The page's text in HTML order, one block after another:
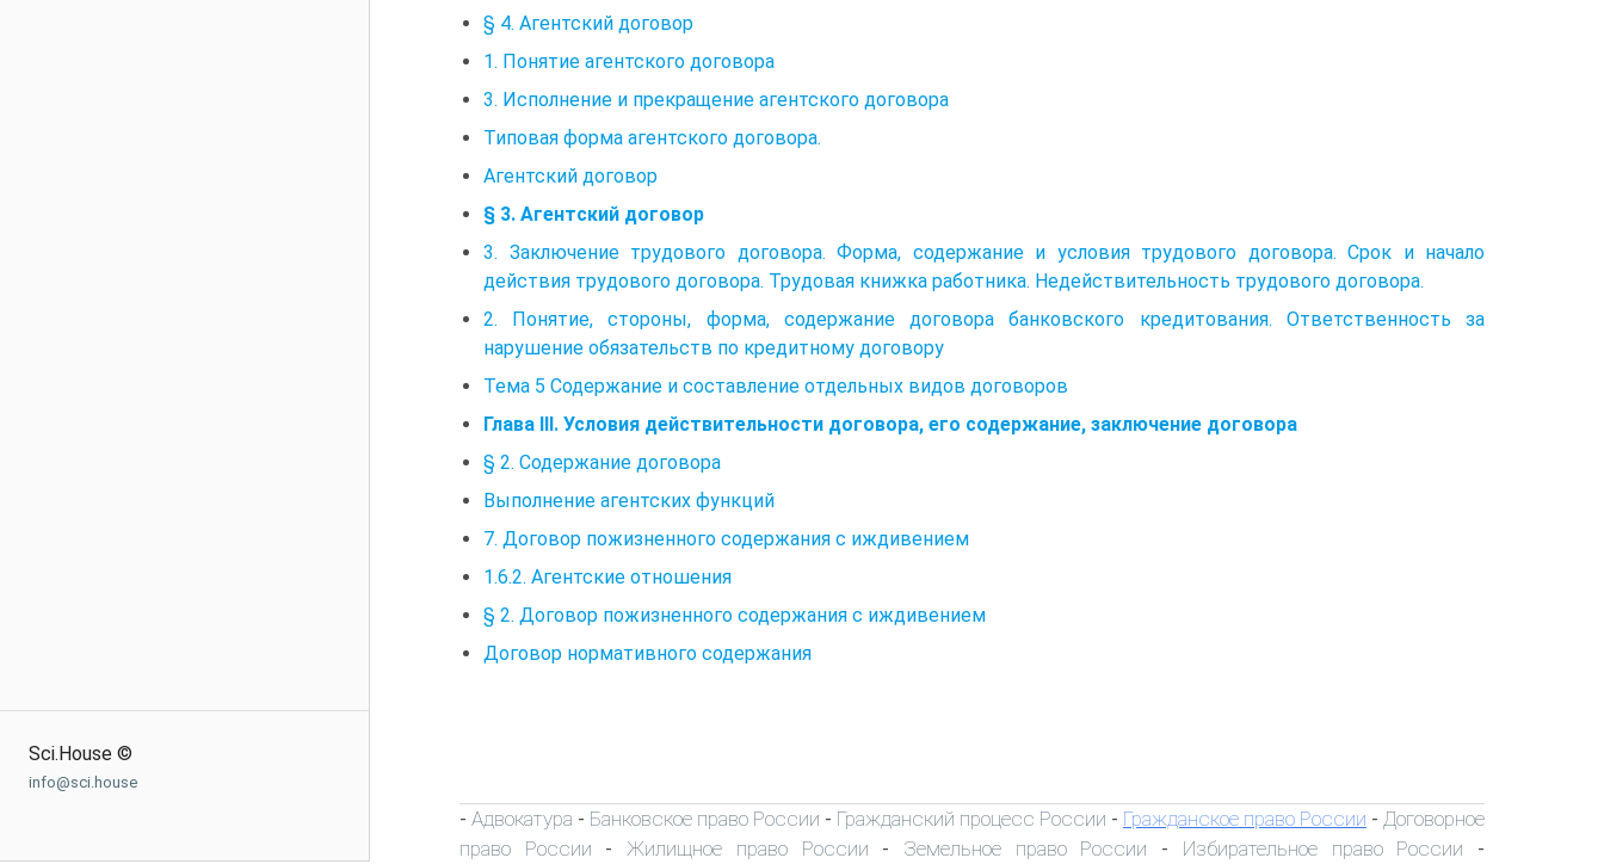
Sci.House ©
info@sci.house
§ 4. Агентский договор
1. Понятие агентского договора
3. Исполнение и прекращение агентского договора
Типовая форма агентского договора.
Агентский договор
§ 3. Агентский договор
3. Заключение трудового договора. Форма, содержание и условия трудового договора. Срок и начало
действия трудового договора. Трудовая книжка работника. Недействительность трудового договора.
2. Понятие, стороны, форма, содержание договора банковского кредитования. Ответственность за
нарушение обязательств по кредитному договору
Тема 5 Содержание и составление отдельных видов договоров
Глава III. Условия действительности договора, его содержание, заключение договора
§ 2. Содержание договора
Выполнение агентских функций
7. Договор пожизненного содержания с иждивением
1.6.2. Агентские отношения
§ 2. Договор пожизненного содержания с иждивением
Договор нормативного содержания
- Адвокатура - Банковское право России - Гражданский процесс России - Гражданское право России - Договорное
право России - Жилищное право России - Земельное право России - Избирательное право России -